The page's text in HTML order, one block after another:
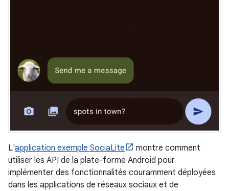
L'application exemple SociaLite
montre comment
utiliser les API de la plate-forme Android pour
implémenter des fonctionnalités couramment déployées
dans les applications de réseaux sociaux et de